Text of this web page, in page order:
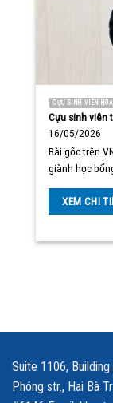
CỰU SINH VIÊN
Cựu sinh viên
16/05/2026
Bài gốc trên
giành học
XEM CHI
Suite 1106,
Phóng str., Hai Bà